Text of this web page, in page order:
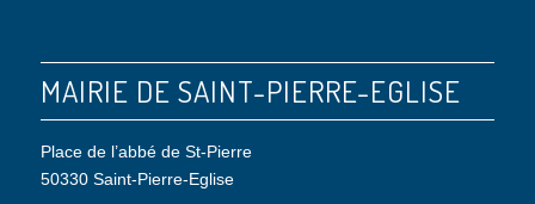
MAIRIE DE SAINT-PIERRE-EGLISE
Place de l’abbé de St-Pierre
50330 Saint-Pierre-Eglise